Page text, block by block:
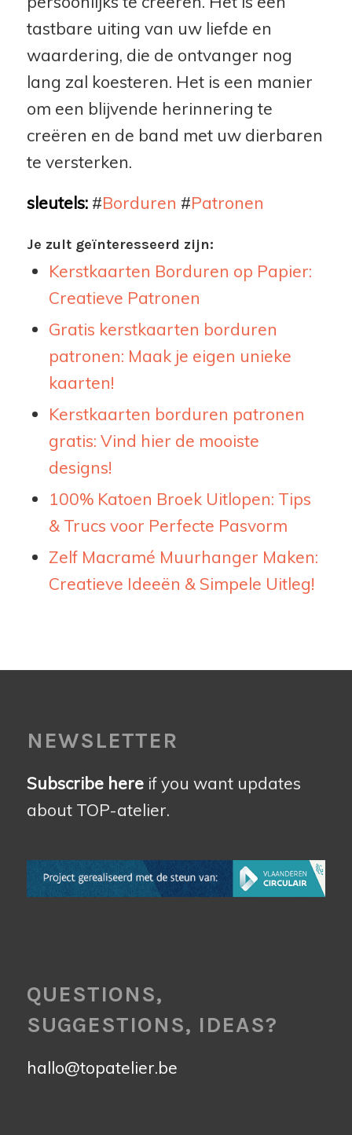
tastbare uiting van uw liefde en
waardering, die de ontvanger nog
lang zal koesteren. Het is een manier
om een blijvende herinnering te
creëren en de band met uw dierbaren
te versterken.
sleutels:#Borduren #Patronen
Je zult geïnteresseerd zijn:
Kerstkaarten Borduren op Papier:
Creatieve Patronen
Gratis kerstkaarten borduren
patronen: Maak je eigen unieke
kaarten!
Kerstkaarten borduren patronen
gratis: Vind hier de mooiste
designs!
100% Katoen Broek Uitlopen: Tips
& Trucs voor Perfecte Pasvorm
Zelf Macramé Muurhanger Maken:
Creatieve Ideeën & Simpele Uitleg!
NEWSLETTER
Subscribe hereif you want updates
about TOP-atelier.
QUESTIONS,
SUGGESTIONS, IDEAS?
hallo@topatelier.be